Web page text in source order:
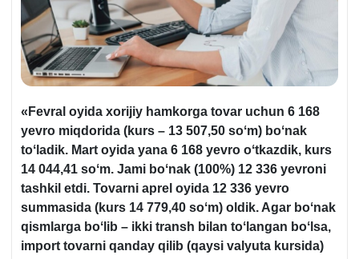
«Fevral oyida хorijiy hamkorga tovar uchun 6 168
yevro miqdorida (kurs – 13 507,50 soʻm) boʻnak
toʻladik. Mart oyida yana 6 168 yevro oʻtkazdik, kurs
14 044,41 soʻm. Jami boʻnak (100%) 12 336 yevroni
tashkil etdi. Tovarni aprel oyida 12 336 yevro
summasida (kurs 14 779,40 soʻm) oldik. Agar boʻnak
qismlarga boʻlib – ikki transh bilan toʻlangan boʻlsa,
import tovarni qanday qilib (qaysi valyuta kursida)